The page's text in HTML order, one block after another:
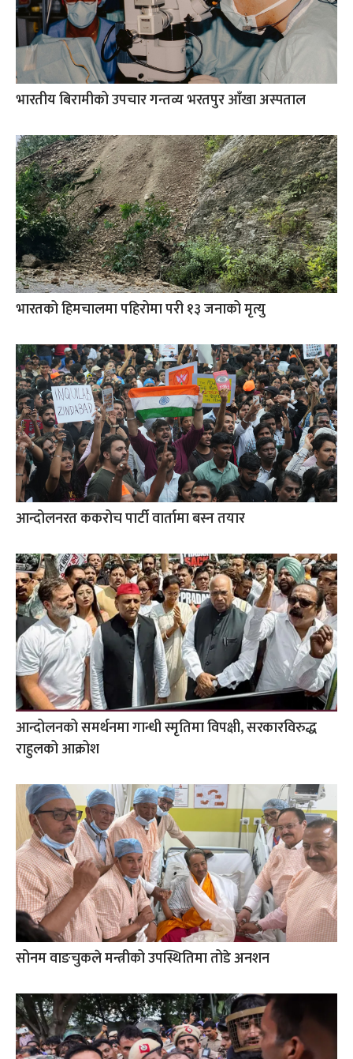
भारतीय बिरामीको उपचार गन्तव्य भरतपुर आँखा अस्पताल
भारतको हिमचालमा पहिरोमा परी १३ जनाको मृत्यु
आन्दोलनरत ककरोच पार्टी वार्तामा बस्न तयार
आन्दोलनको समर्थनमा गान्धी स्मृतिमा विपक्षी, सरकारविरुद्ध
राहुलको आक्रोश
सोनम वाङचुकले मन्त्रीको उपस्थितिमा तोडे अनशन